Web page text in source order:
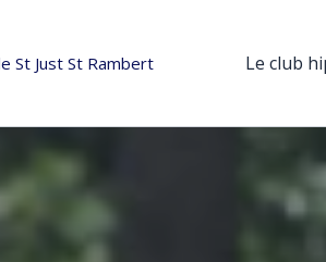
St Just St Rambert Le club